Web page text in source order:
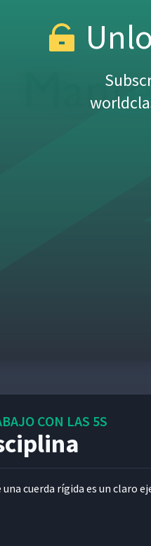
CON LAS 5S
cuer­da rígi­da es un claro